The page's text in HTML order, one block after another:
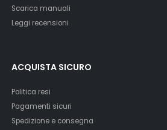
Scarica manuali
Leggi recensioni
ACQUISTA SICURO
Politica resi
Pagamenti sicuri
Spedizione e consegna